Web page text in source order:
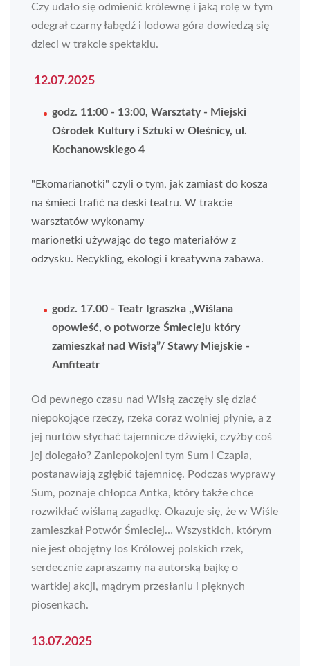
Czy udało się odmienić królewnę i jaką rolę w tym
odegrał czarny łabędź i lodowa góra dowiedzą się
dzieci w trakcie spektaklu.
12.07.2025
godz. 11:00 - 13:00, Warsztaty - Miejski
Ośrodek Kultury i Sztuki w Oleśnicy, ul.
Kochanowskiego 4
"Ekomarianotki" czyli o tym, jak zamiast do kosza
na śmieci trafić na deski teatru. W trakcie
warsztatów wykonamy
marionetki używając do tego materiałów z
odzysku. Recykling, ekologi i kreatywna zabawa.
godz. 17.00 - Teatr Igraszka ,,Wiślana
opowieść, o potworze Śmiecieju który
zamieszkał nad Wisłą”/ Stawy Miejskie -
Amfiteatr
Od pewnego czasu nad Wisłą zaczęły się dziać
niepokojące rzeczy, rzeka coraz wolniej płynie, a z
jej nurtów słychać tajemnicze dźwięki, czyżby coś
jej dolegało? Zaniepokojeni tym Sum i Czapla,
postanawiają zgłębić tajemnicę. Podczas wyprawy
Sum, poznaje chłopca Antka, który także chce
rozwikłać wiślaną zagadkę. Okazuje się, że w Wiśle
zamieszkał Potwór Śmieciej… Wszystkich, którym
nie jest obojętny los Królowej polskich rzek,
serdecznie zapraszamy na autorską bajkę o
wartkiej akcji, mądrym przesłaniu i pięknych
piosenkach.
13.07.2025